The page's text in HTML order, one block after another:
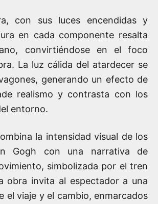
con sus luces encendidas y
en cada componente resalta
convirtiéndose en el foco
La luz cálida del atardecer se
generando un efecto de
realismo y contrasta con los
entorno.
la intensidad visual de los
Gogh con una narrativa de
simbolizada por el tren
obra invita al espectador a una
el viaje y el cambio, enmarcados